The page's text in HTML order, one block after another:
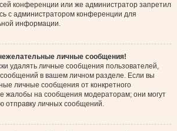
конференции или же администратор запретил
с администратором конференции для
информации.
личные сообщения!
удалять личные сообщения пользователей,
в вашем личном разделе. Если вы
личные сообщения от конкретного
жалобы на сообщения модераторам; они могут
отправку личных сообщений.